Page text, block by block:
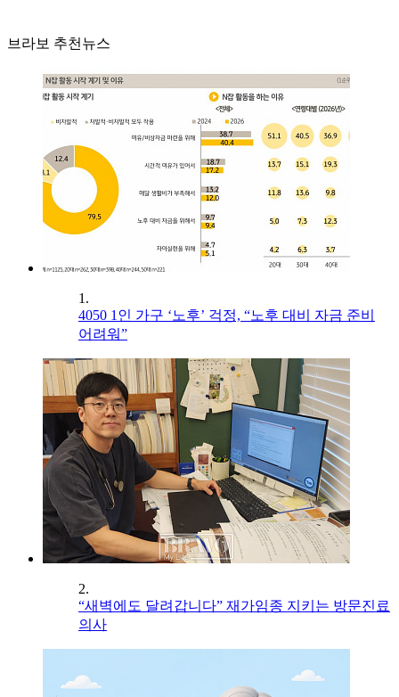
브라보 추천뉴스
1.
4050 1인 가구 ‘노후’ 걱정, “노후 대비 자금 준비
어려워”
2.
“새벽에도 달려갑니다” 재가임종 지키는 방문진료
의사